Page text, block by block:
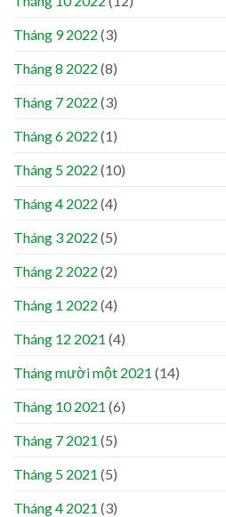
Tháng 9 2022 (3)
Tháng 8 2022 (8)
Tháng 7 2022 (3)
Tháng 6 2022 (1)
Tháng 5 2022 (10)
Tháng 4 2022 (4)
Tháng 3 2022 (5)
Tháng 2 2022 (2)
Tháng 1 2022 (4)
Tháng 12 2021 (4)
Tháng mười một 2021 (14)
Tháng 10 2021 (6)
Tháng 7 2021 (5)
Tháng 5 2021 (5)
Tháng 4 2021 (3)